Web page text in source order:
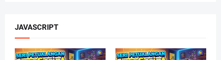
JAVASCRIPT